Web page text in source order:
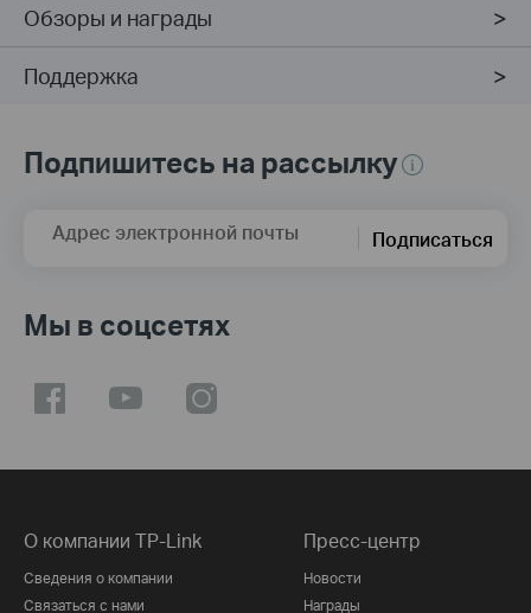
Обзоры и награды
Поддержка
Подпишитесь на рассылку
Адрес электронной почты Подписаться
Мы в соцсетях
О компании TP-Link
Сведения о компании
Связаться с нами
Пресс-центр
Новости
Награды